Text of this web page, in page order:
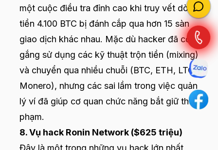
một cuộc điều tra đỉnh cao khi truy vết dòng
tiền 4.100 BTC bị đánh cắp qua hơn 15 sàn
giao dịch khác nhau. Mặc dù hacker đã cố
gắng sử dụng các kỹ thuật trộn tiền (mixing)
và chuyển qua nhiều chuỗi (BTC, ETH, LTC,
Monero), nhưng các sai lầm trong việc quản
lý ví đã giúp cơ quan chức năng bắt giữ thủ
phạm.
8. Vụ hack Ronin Network ($625 triệu)
Đây là một trong những vụ hack lớn nhất